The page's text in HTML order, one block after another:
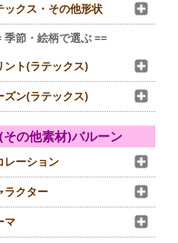
ックス・その他形状
季節・絵柄で選ぶ ==
ント(ラテックス)
ズン(ラテックス)
その他素材)バルーン
レーション
ラクター
マ